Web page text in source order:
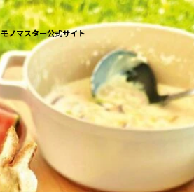
モノマスター公式サイト